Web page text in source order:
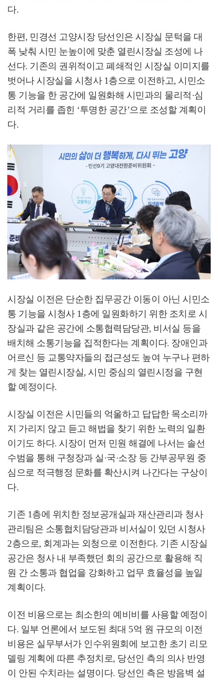
다.
한편, 민경선 고양시장 당선인은 시장실 문턱을 대
폭 낮춰 시민 눈높이에 맞춘 열린시장실 조성에 나
선다. 기존의 권위적이고 폐쇄적인 시장실 이미지를
벗어나 시장실을 시청사 1층으로 이전하고, 시민소
통 기능을 한 공간에 일원화해 시민과의 물리적 ·심
리적 거리를 좁힌 ‘투명한 공간’으로 조성할 계획이
다.
시장실 이전은 단순한 집무공간 이동이 아닌 시민소
통 기능을 시청사 1층에 일원화하기 위한 조치로 시
장실과 같은 공간에 소통협력담당관, 비서실 등을
배치해 소통기능을 집적한다는 계획이다. 장애인과
어르신 등 교통약자들의 접근성도 높여 누구나 편하
게 찾는 열린시장실, 시민 중심의 열린시정을 구현
할 예정이다.
시장실 이전은 시민들의 억울하고 답답한 목소리까
지 가리지 않고 듣고 해법을 찾기 위한 노력의 일환
이기도 하다. 시장이 먼저 민원 해결에 나서는 솔선
수범을 통해 구청장과 실 ·국·소장 등 간부공무원 중
심으로 적극행정 문화를 확산시켜 나간다는 구상이
다.
기존 1층에 위치한 정보공개실과 재산관리과 청사
관리팀은 소통협치담당관과 비서실이 있던 시청사
2층으로, 회계과는 외청으로 이전한다. 기존 시장실
공간은 청사 내 부족했던 회의 공간으로 활용해 직
원 간 소통과 협업을 강화하고 업무 효율성을 높일
계획이다.
이전 비용으로는 최소한의 예비비를 사용할 예정이
다. 일부 언론에서 보도된 최대 5억 원 규모의 이전
비용은 실무부서가 인수위원회에 보고한 초기 리모
델링 계획에 따른 추정치로, 당선인 측의 의사 반영
이 안된 수치라는 설명이다. 당선인 측은 방음벽 설